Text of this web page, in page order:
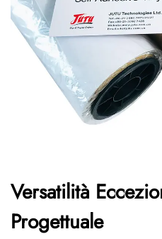
Versatilità
Progettuale